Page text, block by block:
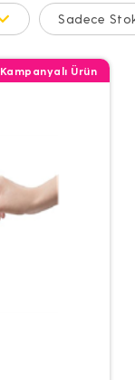
Kampanyalı Ürün
Sadece